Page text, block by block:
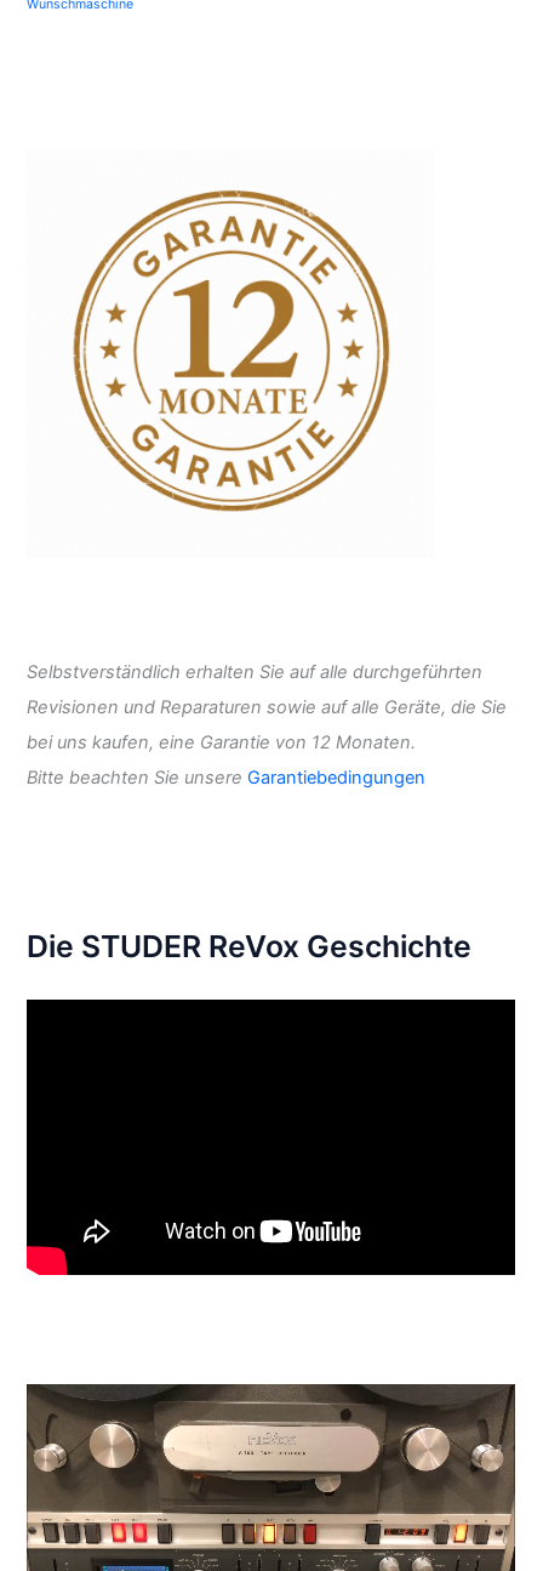
Wunschmaschine
Selbstverständlich erhalten Sie auf alle durchgeführten
Revisionen und Reparaturen sowie auf alle Geräte, die Sie
bei uns kaufen, eine Garantie von 12 Monaten.
Bitte beachten Sie unsere Garantiebedingungen
Die STUDER ReVox Geschichte